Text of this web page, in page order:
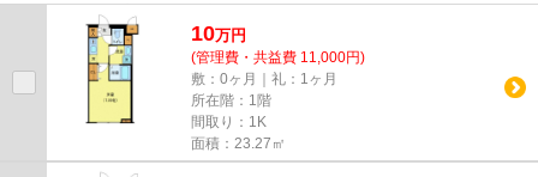
分の物件です。丁寧かつ迅速に対...
10万円
(管理費・共益費 11,000円)
敷：0ヶ月｜礼：1ヶ月
所在階：1階
間取り：1K
面積：23.27㎡